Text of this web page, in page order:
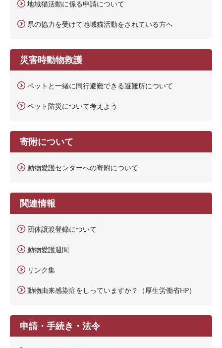
地域猫活動に係る申請について
県の協力を受けて地域猫活動をされている方へ
災害時動物救護
ペットと一緒に同行避難できる避難所について
ペット防災について考えよう
寄附について
動物愛護センターへの寄附について
関連情報
団体譲渡登録について
動物愛護週間
リンク集
動物由来感染症をしっていますか？（厚生労働省HP）
申請・手続き・法令